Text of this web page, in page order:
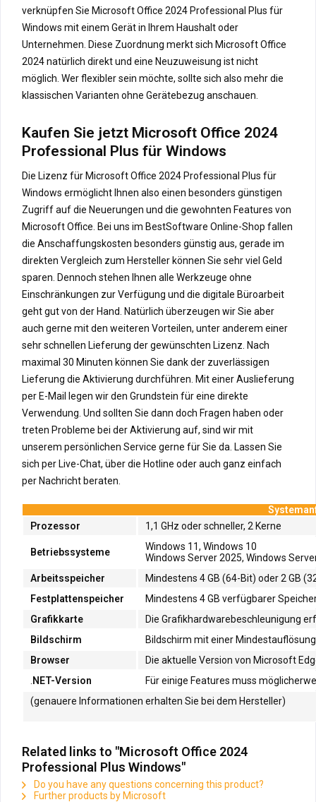
verknüpfen Sie Microsoft Office 2024 Professional Plus für
Windows mit einem Gerät in Ihrem Haushalt oder
Unternehmen. Diese Zuordnung merkt sich Microsoft Office
2024 natürlich direkt und eine Neuzuweisung ist nicht
möglich. Wer flexibler sein möchte, sollte sich also mehr die
klassischen Varianten ohne Gerätebezug anschauen.
Kaufen Sie jetzt Microsoft Office 2024
Professional Plus für Windows
Die Lizenz für Microsoft Office 2024 Professional Plus für
Windows ermöglicht Ihnen also einen besonders günstigen
Zugriff auf die Neuerungen und die gewohnten Features von
Microsoft Office. Bei uns im BestSoftware Online-Shop fallen
die Anschaffungskosten besonders günstig aus, gerade im
direkten Vergleich zum Hersteller können Sie sehr viel Geld
sparen. Dennoch stehen Ihnen alle Werkzeuge ohne
Einschränkungen zur Verfügung und die digitale Büroarbeit
geht gut von der Hand. Natürlich überzeugen wir Sie aber
auch gerne mit den weiteren Vorteilen, unter anderem einer
sehr schnellen Lieferung der gewünschten Lizenz. Nach
maximal 30 Minuten können Sie dank der zuverlässigen
Lieferung die Aktivierung durchführen. Mit einer Auslieferung
per E-Mail legen wir den Grundstein für eine direkte
Verwendung. Und sollten Sie dann doch Fragen haben oder
treten Probleme bei der Aktivierung auf, sind wir mit
unserem persönlichen Service gerne für Sie da. Lassen Sie
sich per Live-Chat, über die Hotline oder auch ganz einfach
per Nachricht beraten.
Prozessor
1,1 GHz oder schneller, 2 Kerne
Betriebssysteme
Windows 11, Windows 10
Windows Server 2025, Windows
Arbeitsspeicher
Mindestens 4 GB (64-Bit) oder 2 GB
Festplattenspeicher
Mindestens 4 GB verfügbarer
Grafikkarte
Die Grafikhardwarebeschleunigung
Bildschirm
Bildschirm mit einer
Browser
Die aktuelle Version von Microsoft
NET-Version
Für einige Features muss
(genauere Informationen erhalten Sie bei dem Hersteller)
Related links to "Microsoft Office 2024
Professional Plus Windows"
Do you have any questions concerning this product?
Further products by Microsoft